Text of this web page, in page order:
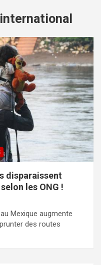
disparaissent
les ONG !
Mexique augmente
des routes